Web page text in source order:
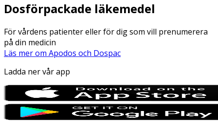
Dosförpackade läkemedel
För vårdens patienter eller för dig som vill prenumerera
på din medicin
Läs mer om Apodos och Dospac
Ladda ner vår app